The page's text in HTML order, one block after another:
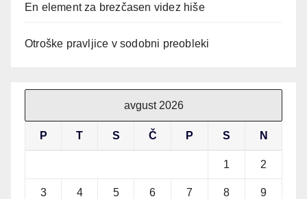
En element za brezčasen videz hiše
Otroške pravljice v sodobni preobleki
avgust 2026
P T S Č P S N
1 2
3 4 5 6 7 8 9